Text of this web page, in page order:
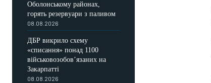
Оболонському районах,
горять резервуари з паливом
08.08.2026
ДБР викрило схему
«списання» понад 1100
військовозобов’язаних на
Закарпатті
08.08.2026